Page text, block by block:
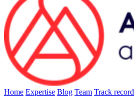
Home Expertise Blog Team Track record